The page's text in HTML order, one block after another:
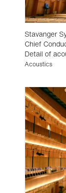
Stavanger
Chief
Detail of
Acoustics